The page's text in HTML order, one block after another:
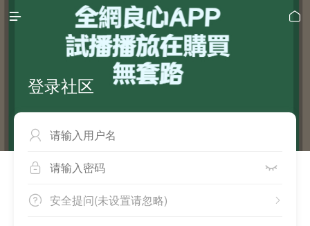
 
登录社区

 
 
安全提问(未设置请忽略)